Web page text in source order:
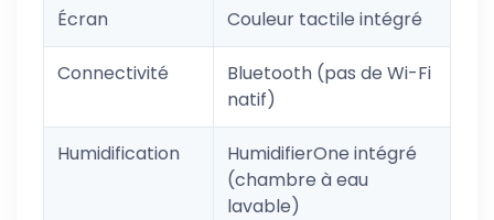
Écran Couleur tactile intégré
Connectivité
Bluetooth (pas de Wi-Fi
natif)
Humidification
HumidifierOne intégré
(chambre à eau
lavable)